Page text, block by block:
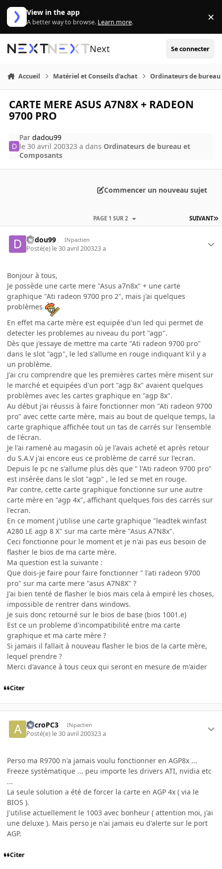
Aller au contenu
View in the app
A better way to browse. Learn more. ×
Next Se connecter
Accueil Matériel et Conseils d'achat Ordinateurs de bureau
CARTE MERE ASUS A7N8X + RADEON
9700 PRO
Pardadou99
le 30 avril 200323 a dans Ordinateurs de bureau et
Composants
Commencer un nouveau sujet
SUIVANT
PAGE 1 SUR 2
dadou99 INpactien
Posté(e) le 30 avril 200323 a
Bonjour à tous,
Je possède une carte mere "Asus a7n8x" + une carte
graphique "Ati radeon 9700 pro 2", mais j'ai quelques
problèmes
En effet ma carte mère est equipée d'un led qui permet de
detecter les problemes au niveau du port "agp".
Dès que j'essaye de mettre ma carte "Ati radeon 9700 pro"
dans le slot "agp", le led s'allume en rouge indiquant k'il y a
un problème.
J'ai cru comprendre que les premières cartes mère misent sur
le marché et equipées d'un port "agp 8x" avaient quelques
problèmes avec les cartes graphique en "agp 8x".
Au début j'ai réussis à faire fonctionner mon "Ati radeon 9700
pro" avec cette carte mère, mais au bout de quelque temps, la
carte graphique affichée tout un tas de carrés sur l'ensemble
de l'écran.
Je l'ai ramené au magasin où je l'avais acheté et après retour
du S.A.V j'ai encore eus ce problème de carré sur l'ecran.
Depuis le pc ne s'allume plus dès que " l'Ati radeon 9700 pro"
est insérée dans le slot "agp" , le led se met en rouge.
Par contre, cette carte graphique fonctionne sur une autre
carte mère en "agp 4x", affichant quelques fois des carrés sur
l'ecran.
En ce moment j'utilise une carte graphique "leadtek winfast
A280 LE agp 8 X" sur ma carte mère "Asus A7N8x".
Ceci fonctionne pour le moment et je n'ai pas eus besoin de
flasher le bios de ma carte mère.
Ma question est la suivante :
Que dois-je faire pour faire fonctionner " l'ati radeon 9700
pro" sur ma carte mere "asus A7N8X" ?
J'ai bien tenté de flasher le bios mais cela à empiré les choses,
impossible de rentrer dans windows.
Je suis donc retourné sur le bios de base (bios 1001.e)
Est ce un probleme d'incompatibilité entre ma carte
graphique et ma carte mère ?
Si jamais il fallait à nouveau flasher le bios de la carte mère,
lequel prendre ?
Merci d'avance à tous ceux qui seront en mesure de m'aider
Citer
AccroPC3 INpactien
Posté(e) le 30 avril 200323 a
Perso ma R9700 n'a jamais voulu fonctionner en AGP8x ...
Freeze systématique ... peu importe les drivers ATI, nvidia etc
...
La seule solution a été de forcer la carte en AGP 4x ( via le
BIOS ).
J'utilise actuellement le 1003 avec bonheur ( attention moi, j'ai
une deluxe ). Mais perso je n'ai jamais eu d'alerte sur le port
AGP.
Citer